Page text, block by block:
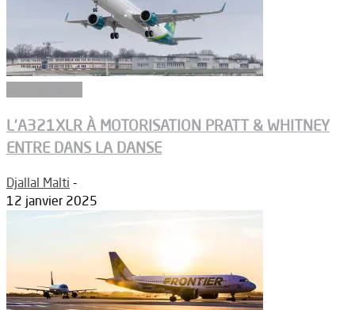
L’A321XLR À MOTORISATION PRATT & WHITNEY
ENTRE DANS LA DANSE
Djallal Malti -
12 janvier 2025